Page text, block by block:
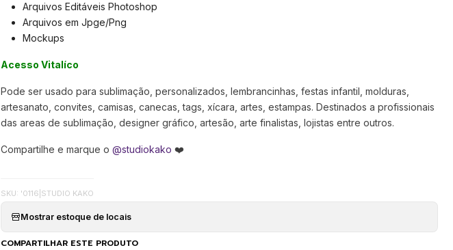
Arquivos Editáveis Photoshop
Arquivos em Jpge/Png
Mockups
Acesso Vitalíco
Pode ser usado para sublimação, personalizados, lembrancinhas, festas infantil, molduras,
artesanato, convites, camisas, canecas, tags, xícara, artes, estampas. Destinados a profissionais
das areas de sublimação, designer gráfico, artesão, arte finalistas, lojistas entre outros.
Compartilhe e marque o @studiokako ❤️
SKU: '0116 STUDIO KAKO
Mostrar estoque de locais
COMPARTILHAR ESTE PRODUTO